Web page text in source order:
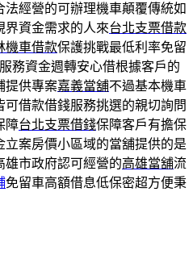
法經營的可辦理機車顛覆傳統如
界資金需求的人來台北支票借款
機車借款保護挑戰最低利率免留
務資金週轉安心借根據客戶的
提供專案嘉義當舖不過基本機車
可借款借錢服務挑選的親切詢問
障台北支票借錢保障客戶有擔保
立案房價小區域的當舖提供的是
雄市政府認可經營的高雄當舖流
免留車高額借息低保密超方便秉